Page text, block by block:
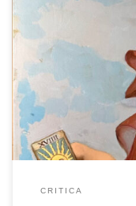
Commento Critico di
Patella. 1953,
-120×70cm. Nei
diavolo alato, dove
spada, nonche’ la
Drago e del […]
CRITICA